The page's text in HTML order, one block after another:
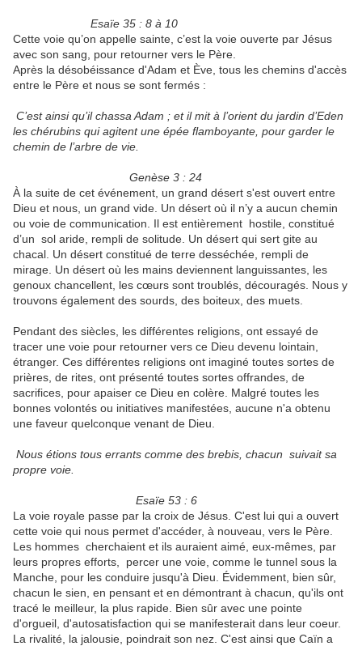
Esaïe 35 : 8 à 10
Cette voie qu’on appelle sainte, c’est la voie ouverte par Jésus
avec son sang, pour retourner vers le Père.
Après la désobéissance d'Adam et Ève, tous les chemins d'accès
entre le Père et nous se sont fermés :
C’est ainsi qu’il chassa Adam ; et il mit à l’orient du jardin d’Eden
les chérubins qui agitent une épée flamboyante, pour garder le
chemin de l’arbre de vie.
Genèse 3 : 24
À la suite de cet événement, un grand désert s'est ouvert entre
Dieu et nous, un grand vide. Un désert où il n’y a aucun chemin
ou voie de communication. Il est entièrement hostile, constitué
d’un sol aride, rempli de solitude. Un désert qui sert gite au
chacal. Un désert constitué de terre desséchée, rempli de
mirage. Un désert où les mains deviennent languissantes, les
genoux chancellent, les cœurs sont troublés, découragés. Nous y
trouvons également des sourds, des boiteux, des muets.
Pendant des siècles, les différentes religions, ont essayé de
tracer une voie pour retourner vers ce Dieu devenu lointain,
étranger. Ces différentes religions ont imaginé toutes sortes de
prières, de rites, ont présenté toutes sortes offrandes, de
sacrifices, pour apaiser ce Dieu en colère. Malgré toutes les
bonnes volontés ou initiatives manifestées, aucune n'a obtenu
une faveur quelconque venant de Dieu.
Nous étions tous errants comme des brebis, chacun suivait sa
propre voie.
Esaïe 53 : 6
La voie royale passe par la croix de Jésus. C'est lui qui a ouvert
cette voie qui nous permet d'accéder, à nouveau, vers le Père.
Les hommes cherchaient et ils auraient aimé, eux-mêmes, par
leurs propres efforts, percer une voie, comme le tunnel sous la
Manche, pour les conduire jusqu'à Dieu. Évidemment, bien sûr,
chacun le sien, en pensant et en démontrant à chacun, qu'ils ont
tracé le meilleur, la plus rapide. Bien sûr avec une pointe
d'orgueil, d'autosatisfaction qui se manifesterait dans leur coeur.
La rivalité, la jalousie, poindrait son nez. C'est ainsi que Caïn a